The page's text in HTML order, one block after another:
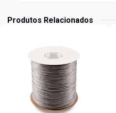
Produtos Relacionados